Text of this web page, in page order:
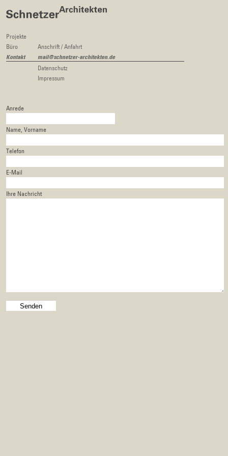
Projekte
Büro
Kontakt
Anschrift / Anfahrt
mail@schnetzer-­architekten.de
Datenschutz
Impressum
Anrede
Name, Vorname
Telefon
E-Mail
Ihre Nachricht